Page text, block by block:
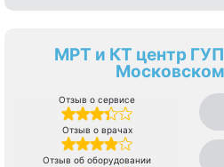
МРТ и КТ центр
Отзыв о сервисе
Отзыв о врачах
Отзыв об оборудовании